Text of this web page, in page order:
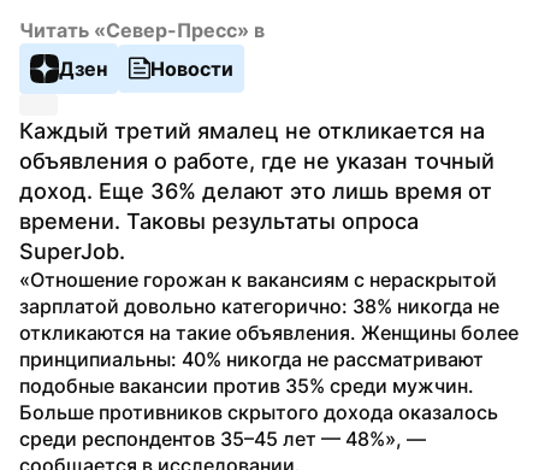
Читать «Север-Пресс» в
Дзен
Новости
Каждый третий ямалец не откликается на
объявления о работе, где не указан точный
доход. Еще 36% делают это лишь время от
времени. Таковы результаты опроса
SuperJob.
«Отношение горожан к вакансиям с нераскрытой
зарплатой довольно категорично: 38% никогда не
откликаются на такие объявления. Женщины более
принципиальны: 40% никогда не рассматривают
подобные вакансии против 35% среди мужчин.
Больше противников скрытого дохода оказалось
среди респондентов 35–45 лет — 48%», —
сообщается в исследовании.